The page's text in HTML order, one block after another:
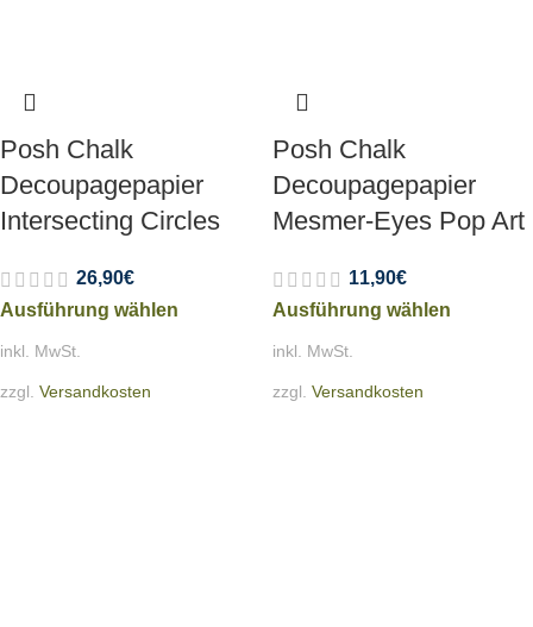
Posh Chalk
Decoupagepapier
Intersecting Circles
26,90€
Ausführung wählen
inkl. MwSt.
zzgl. Versandkosten
Posh Chalk
Decoupagepapier
Mesmer-Eyes Pop Art
11,90€
Ausführung wählen
inkl. MwSt.
zzgl. Versandkosten